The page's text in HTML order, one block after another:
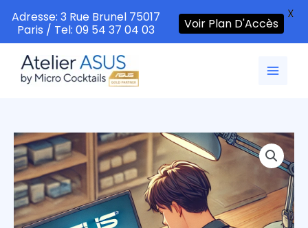
contenu
Adresse: 3 Rue Brunel 75017
Paris / Tel: 09 54 37 04 03
Voir Plan D'Accès
X